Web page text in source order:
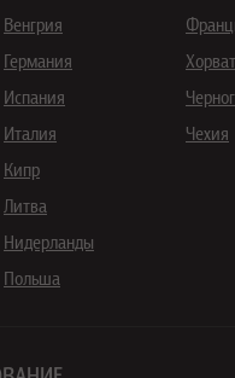
Венгрия
Германия
Испания
Италия
Кипр
Литва
Нидерланды
Польша
Чехия